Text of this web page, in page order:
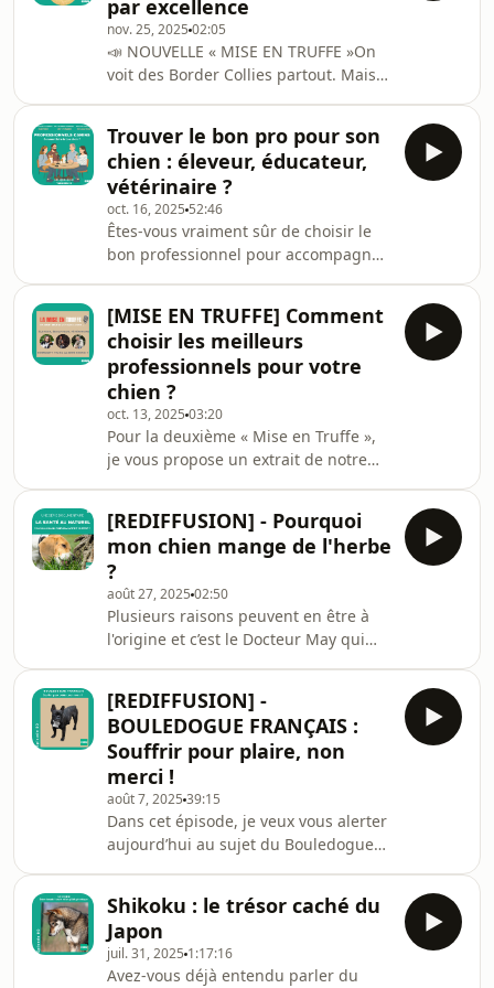
différences essentielles entre lignées
de travail et lignées de beauté, et ce
que ces choix impliquent pour le
bien-être du chien.Elle rappelle
notamment qu’adopter un Border
Collie lignée de travai
par excellence
nov. 25, 2025 02:05
📣 NOUVELLE « MISE EN TRUFFE »On
voit des Border Collies partout. Mais
pour travailler ? 🐑Dans cette mise en
truffe, mon invitée Fanny Walther,
passionnée de Border Collie et de
troupeau depuis 15 ans, partage les
coulisses de cette lignée de travail et
ce qu’elle demande vraiment au
quotidien.Un mini format qui vous
met en appé
Trouver le bon pro pour son
chien : éleveur, éducateur,
vétérinaire ?
oct. 16, 2025 52:46
Êtes-vous vraiment sûr de choisir le
bon professionnel pour accompagner
CHACUN SON CHIEN, je vous invite à
une table ronde avec trois experts du
monde canin : Emmanuel Lhomme,
éleveur passionné de phalènes,
Marion Abeille, éducatrice
comportementaliste engagée, et le Dr
Thierry Bédossa, vétérinaire à Neuilly
sur Seine. Ensemble,
[MISE EN TRUFFE] Comment
choisir les meilleurs
professionnels pour votre
chien ?
oct. 13, 2025 03:20
Pour la deuxième « Mise en Truffe »,
je vous propose un extrait de notre
un éleveur, une éducatrice et un
vétérinaire. On parle transparence
d’élevage, méthodes d’éducation
bienveillantes, prévention santé… et
des bons réflexes pour ne pas se
tromper.Une mise en bouche… ou
plutôt une mise en truffe 🐾👉
L’épisode complet arrive
[REDIFFUSION] - Pourquoi
mon chien mange de l'herbe
?
août 27, 2025 02:50
Plusieurs raisons peuvent en être à
l'origine et c’est le Docteur May qui
CHUU ? Le meilleur moyen de me
soutenir est de laisser 5 étoiles et un
commentaire sur Apple Podcasts ou
iTunes ! Cela aidera d'autres
passionnés de chiens à découvrir
l’émission. 🐶💛🎙️ Au programme :
santé canine, éducation, races,
alimentation, accueil du chiot… et
[REDIFFUSION] -
BOULEDOGUE FRANÇAIS :
Souffrir pour plaire, non
merci !
août 7, 2025 39:15
Dans cet épisode, je veux vous alerter
aujourd’hui au sujet du Bouledogue
chiens brachycéphales (qui ont une
face applatie).Je suis allée à la
rencontre d’un éleveur qui a choisi
d'œuvrer pour le bien-être de la race,
Shikoku : le trésor caché du
Japon
juil. 31, 2025 1:17:16
Avez-vous déjà entendu parler du